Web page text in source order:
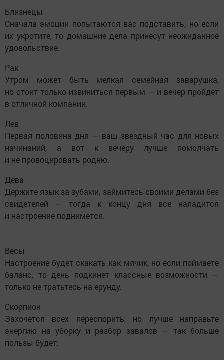
Близнецы
Сначала эмоции попытаются вас подставить, но если
их укротите, то домашние дела принесут неожиданное
удовольствие.
Рак
Утром может быть мелкая семейная заварушка,
но стоит только извиниться первым — и вечер пройдет
в отличной компании.
Лев
Первая половина дня — ваш звездный час для новых
начинаний, а вот к вечеру лучше помолчать
и не провоцировать родню.
Дева
Держите язык за зубами, займитесь своими делами без
свидетелей — тогда к концу дня все наладится
и настроение поднимется.
Весы
Настроение будет скакать как мячик, но если поймаете
баланс, то день подкинет классные возможности —
только не тратьтесь на ерунду.
Скорпион
Захочется всех переспорить, но лучше направьте
энергию на уборку и разбор завалов — так больше
пользы будет.